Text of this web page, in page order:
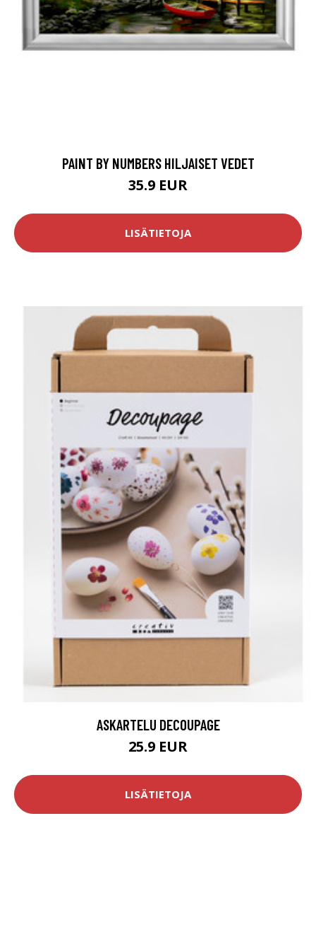
PAINT BY NUMBERS HILJAISET VEDET
35.9 EUR
LISÄTIETOJA
ASKARTELU DECOUPAGE
25.9 EUR
LISÄTIETOJA